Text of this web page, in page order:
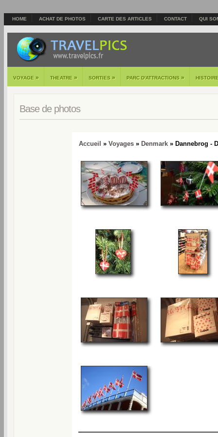
HOME ACHAT DE PHOTOS CARTE DES ARTICLES CONTACT QUI
VOYAGE » THEATRE » SORTIES » PARC D'ATTRACTIONS »
Base de photos
Accueil » Voyages» Denmark» Dannebrog -